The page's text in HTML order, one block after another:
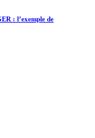
: l’exemple de